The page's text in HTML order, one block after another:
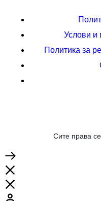
Услови и
Политика за
Сите права